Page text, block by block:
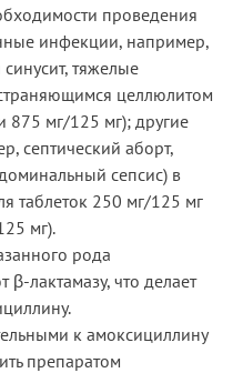
проведения
инфекции, например,
тяжелые
целлюлитом
875 мг/125 мг); другие
септический аборт,
сепсис) в
таблеток 250 мг/125 мг
мг).
рода
лактамазу, что делает
к амоксициллину
препаратом